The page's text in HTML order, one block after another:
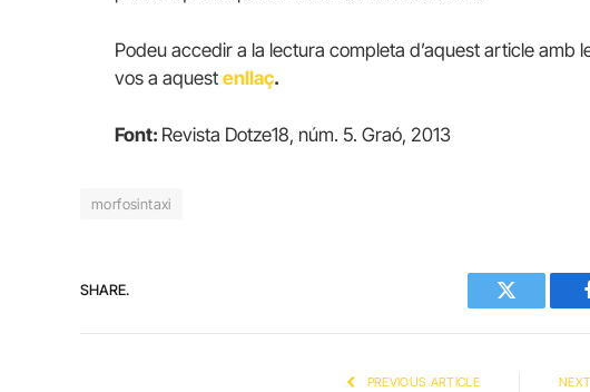
Podeu accedir a la lectura completa d’aquest article
vos a aquest enllaç.
Font: Revista Dotze18, núm. 5. Graó, 2013
morfosintaxi
SHARE.
Twitter
PREVIOUS ARTICLE